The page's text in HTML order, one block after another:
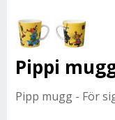
Pippi
Pipp mugg - För